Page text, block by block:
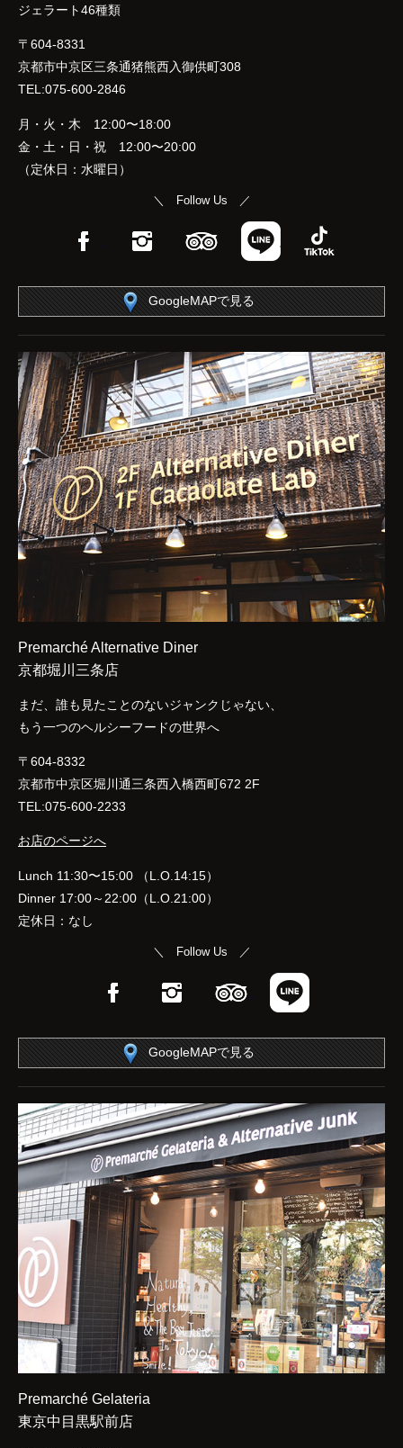
ジェラート46種類
〒604-8331
京都市中京区三条通猪熊西入御供町308
TEL:075-600-2846
月・火・木 12:00〜18:00
金・土・日・祝 12:00〜20:00
（定休日：水曜日）
＼ Follow Us ／
FacebookInstagramTripAdvisor
LINE
GoogleMAPで見る
Premarché Alternative Diner
京都堀川三条店
まだ、誰も見たことのないジャンクじゃない、
もう一つのヘルシーフードの世界へ
〒604-8332
京都市中京区堀川通三条西入橋西町672 2F
TEL:075-600-2233
お店のページへ
Lunch 11:30〜15:00 （L.O.14:15）
Dinner 17:00～22:00（L.O.21:00）
定休日：なし
＼ Follow Us ／
FacebookInstagramTripAdvisor
GoogleMAPで見る
Premarché Gelateria
東京中目黒駅前店